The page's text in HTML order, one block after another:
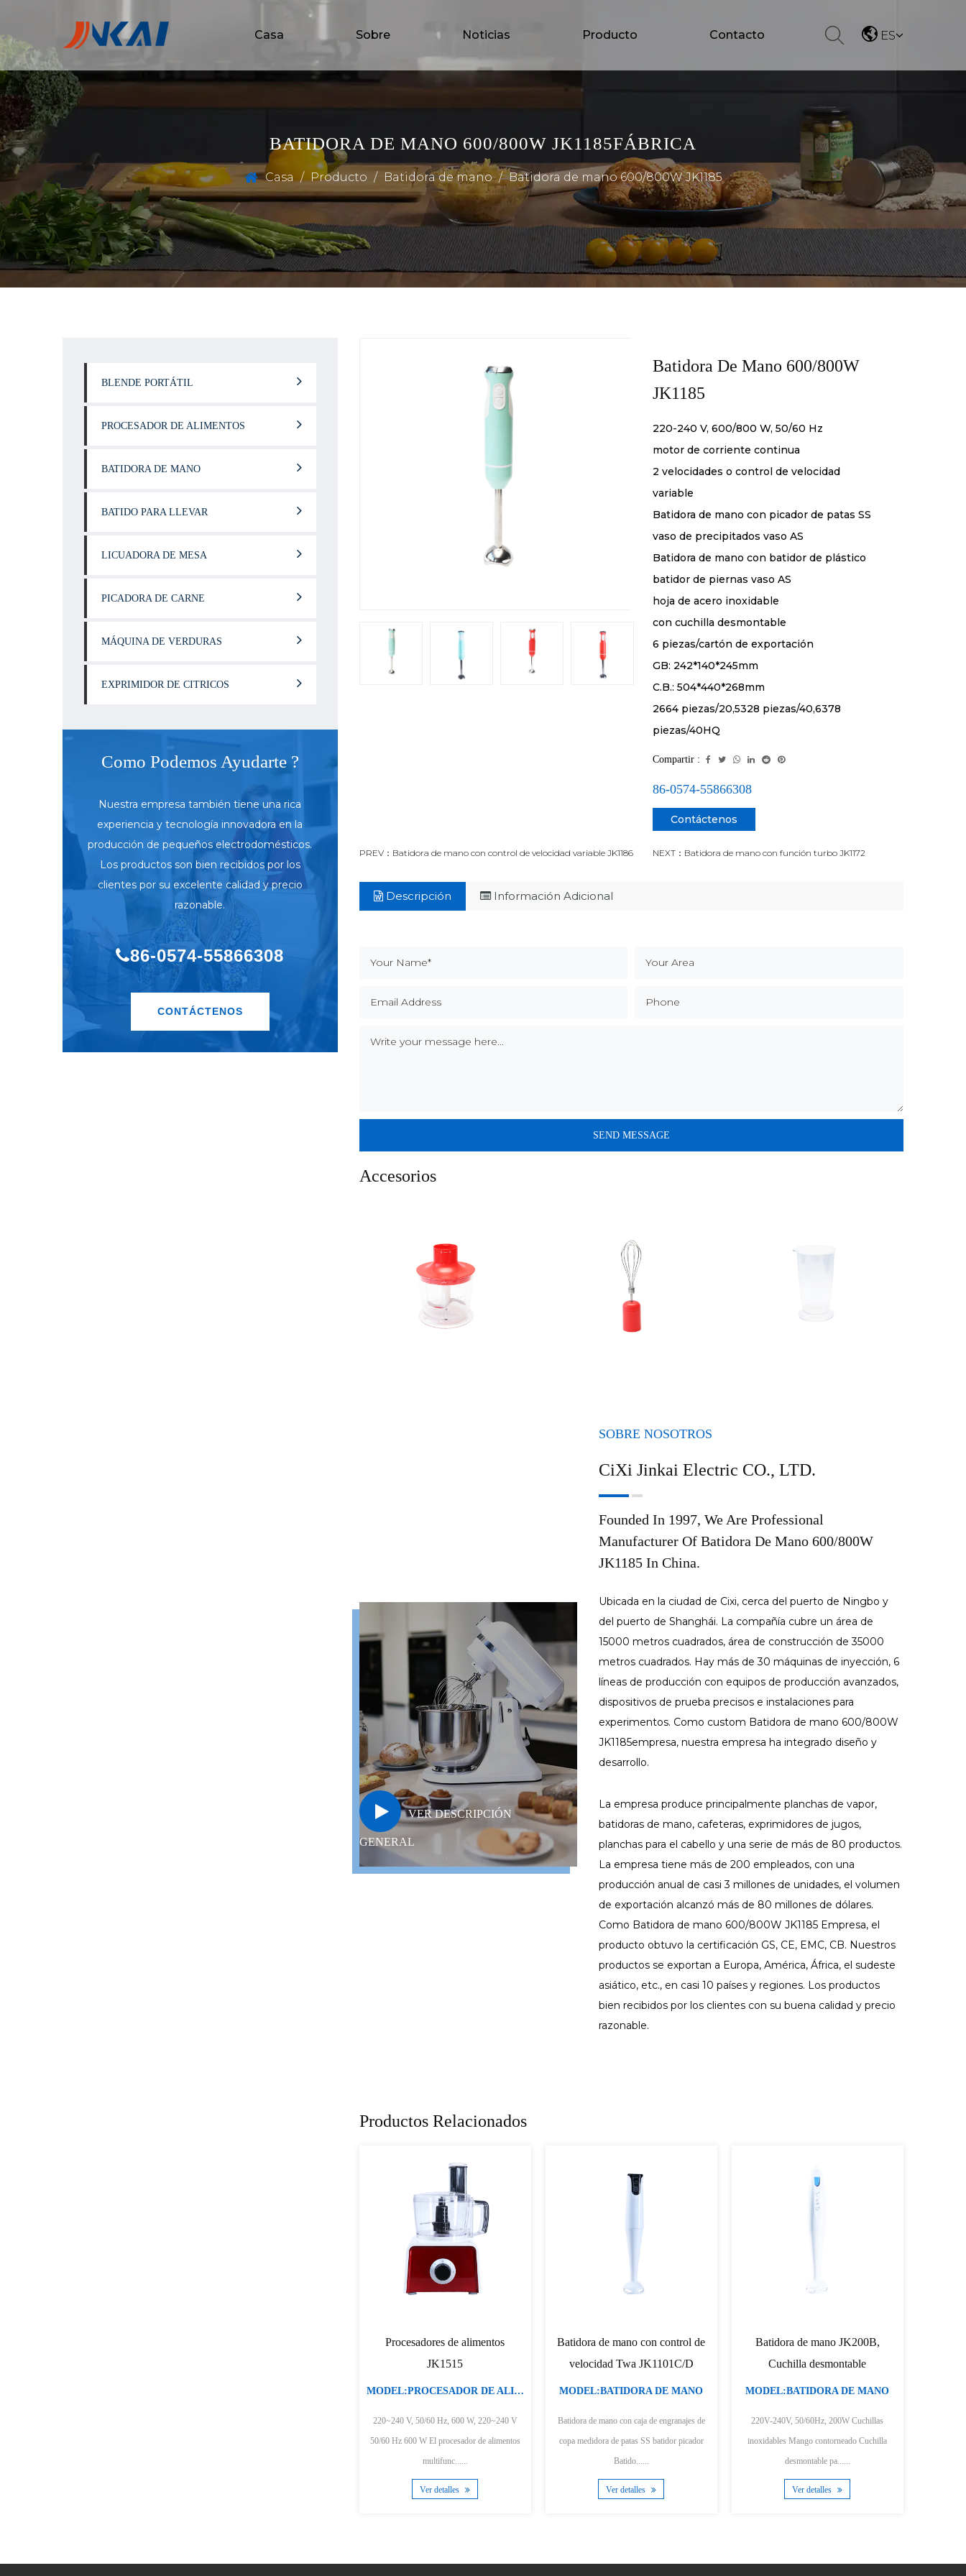
Casa Sobre Noticias Producto Contacto ES
BATIDORA DE MANO 600/800W JK1185FÁBRICA
Casa / Producto / Batidora de mano / Batidora de mano 600/800W JK1185
BLENDE PORTÁTIL
PROCESADOR DE ALIMENTOS
BATIDORA DE MANO
BATIDO PARA LLEVAR
LICUADORA DE MESA
PICADORA DE CARNE
MÁQUINA DE VERDURAS
EXPRIMIDOR DE CITRICOS
Como Podemos Ayudarte ?
Nuestra empresa también tiene una rica
experiencia y tecnología innovadora en la
producción de pequeños electrodomésticos.
Los productos son bien recibidos por los
clientes por su excelente calidad y precio
razonable.
86-0574-55866308
CONTÁCTENOS
Batidora De Mano 600/800W
JK1185
220-240 V, 600/800 W, 50/60 Hz
motor de corriente continua
2 velocidades o control de velocidad
variable
Batidora de mano con picador de patas SS
vaso de precipitados vaso AS
Batidora de mano con batidor de plástico
batidor de piernas vaso AS
hoja de acero inoxidable
con cuchilla desmontable
6 piezas/cartón de exportación
GB: 242*140*245mm
C.B.: 504*440*268mm
2664 piezas/20,5328 piezas/40,6378
piezas/40HQ
Compartir :
86-0574-55866308
Contáctenos
PREV：Batidora de mano con control de velocidad variable JK1186 NEXT：Batidora de mano con función turbo JK1172
Descripción Información Adicional
Accesorios
VER DESCRIPCIÓN
GENERAL
SOBRE NOSOTROS
CiXi Jinkai Electric CO., LTD.
Founded In 1997, We Are Professional
Manufacturer Of Batidora De Mano 600/800W
JK1185 In China.
Ubicada en la ciudad de Cixi, cerca del puerto de Ningbo y
del puerto de Shanghái. La compañía cubre un área de
15000 metros cuadrados, área de construcción de 35000
metros cuadrados. Hay más de 30 máquinas de inyección, 6
líneas de producción con equipos de producción avanzados,
dispositivos de prueba precisos e instalaciones para
experimentos. Como custom Batidora de mano 600/800W
JK1185empresa, nuestra empresa ha integrado diseño y
desarrollo.
La empresa produce principalmente planchas de vapor,
batidoras de mano, cafeteras, exprimidores de jugos,
planchas para el cabello y una serie de más de 80 productos.
La empresa tiene más de 200 empleados, con una
producción anual de casi 3 millones de unidades, el volumen
de exportación alcanzó más de 80 millones de dólares.
Como Batidora de mano 600/800W JK1185 Empresa, el
producto obtuvo la certificación GS, CE, EMC, CB. Nuestros
productos se exportan a Europa, América, África, el sudeste
asiático, etc., en casi 10 países y regiones. Los productos
bien recibidos por los clientes con su buena calidad y precio
razonable.
Productos Relacionados
Batidora de mano JK200B,
MODEL:BATIDORA DE MANO
220V-240V, 50/60Hz, 200W Cuchillas
Batidora de mano con motor de
CC de 220-240 V JK1165A/B
MODEL:BATIDORA DE MANO
220-240 V, 50/60 Hz, 200/400 W motor de
CC hoja inoxidable Cuchilla desmontable para
Batidora de mano con función
MODEL:BATIDORA DE MANO
hoja inoxidable función turbo Pata SS
desmontable para facilitar la limpieza
Batidora de mano 500W
MODEL:BATIDORA DE
220-240 V, 50/60 Hz, 500 W motor de
corriente continua Batidora de mano con taza